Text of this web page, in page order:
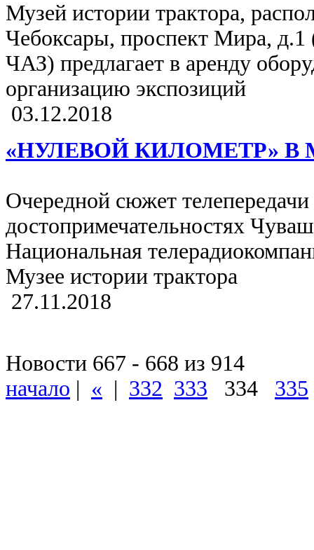
Музей истории трактора,
Чебоксары, проспект Мира,
ЧАЗ) предлагает в аренду
организацию экспозиций
03.12.2018
«НУЛЕВОЙ КИЛОМЕТР» В
Очередной сюжет
достопримечательностях
Национальная
Музее истории трактора
27.11.2018
Новости 667 - 668 из 914
начало | « | 332 333 334 335